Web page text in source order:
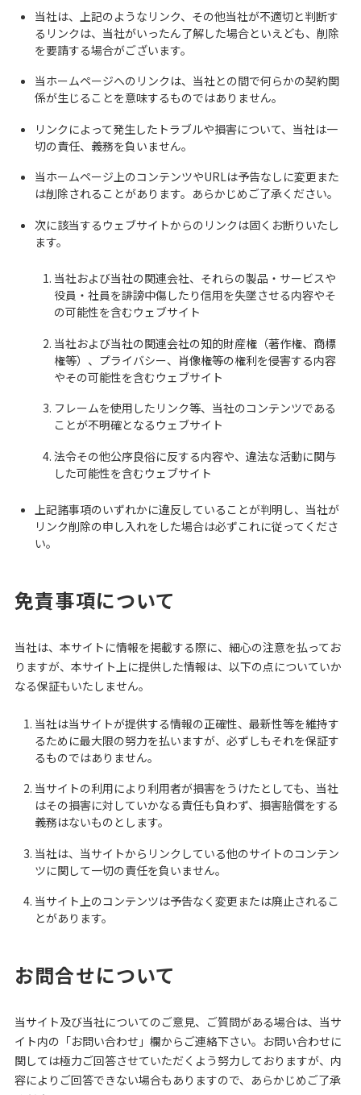
当社は、上記のようなリンク、その他当社が不適切と判断す
るリンクは、当社がいったん了解した場合といえども、削除
を要請する場合がございます。
当ホームページへのリンクは、当社との間で何らかの契約関
係が生じることを意味するものではありません。
リンクによって発生したトラブルや損害について、当社は一
切の責任、義務を負いません。
当ホームページ上のコンテンツやURLは予告なしに変更また
は削除されることがあります。あらかじめご了承ください。
次に該当するウェブサイトからのリンクは固くお断りいたし
ます。
当社および当社の関連会社、それらの製品・サービスや
役員・社員を誹謗中傷したり信用を失墜させる内容やそ
の可能性を含むウェブサイト
当社および当社の関連会社の知的財産権（著作権、商標
権等）、プライバシー、肖像権等の権利を侵害する内容
やその可能性を含むウェブサイト
フレームを使用したリンク等、当社のコンテンツである
ことが不明確となるウェブサイト
法令その他公序良俗に反する内容や、違法な活動に関与
した可能性を含むウェブサイト
上記諸事項のいずれかに違反していることが判明し、当社が
リンク削除の申し入れをした場合は必ずこれに従ってくださ
い。
免責事項について
当社は、本サイトに情報を掲載する際に、細心の注意を払ってお
りますが、本サイト上に提供した情報は、以下の点についていか
なる保証もいたしません。
当社は当サイトが提供する情報の正確性、最新性等を維持す
るために最大限の努力を払いますが、必ずしもそれを保証す
るものではありません。
当サイトの利用により利用者が損害をうけたとしても、当社
はその損害に対していかなる責任も負わず、損害賠償をする
義務はないものとします。
当社は、当サイトからリンクしている他のサイトのコンテン
ツに関して一切の責任を負いません。
当サイト上のコンテンツは予告なく変更または廃止されるこ
とがあります。
お問合せについて
当サイト及び当社についてのご意見、ご質問がある場合は、当サ
イト内の「お問い合わせ」欄からご連絡下さい。お問い合わせに
関しては極力ご回答させていただくよう努力しておりますが、内
容によりご回答できない場合もありますので、あらかじめご了承